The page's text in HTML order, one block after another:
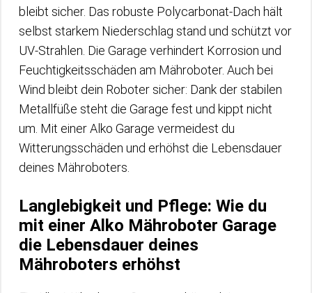
bleibt sicher. Das robuste Polycarbonat-Dach hält
selbst starkem Niederschlag stand und schützt vor
UV-Strahlen. Die Garage verhindert Korrosion und
Feuchtigkeitsschäden am Mähroboter. Auch bei
Wind bleibt dein Roboter sicher: Dank der stabilen
Metallfüße steht die Garage fest und kippt nicht
um. Mit einer Alko Garage vermeidest du
Witterungsschäden und erhöhst die Lebensdauer
deines Mähroboters.
Langlebigkeit und Pflege: Wie du
mit einer Alko Mähroboter Garage
die Lebensdauer deines
Mähroboters erhöhst